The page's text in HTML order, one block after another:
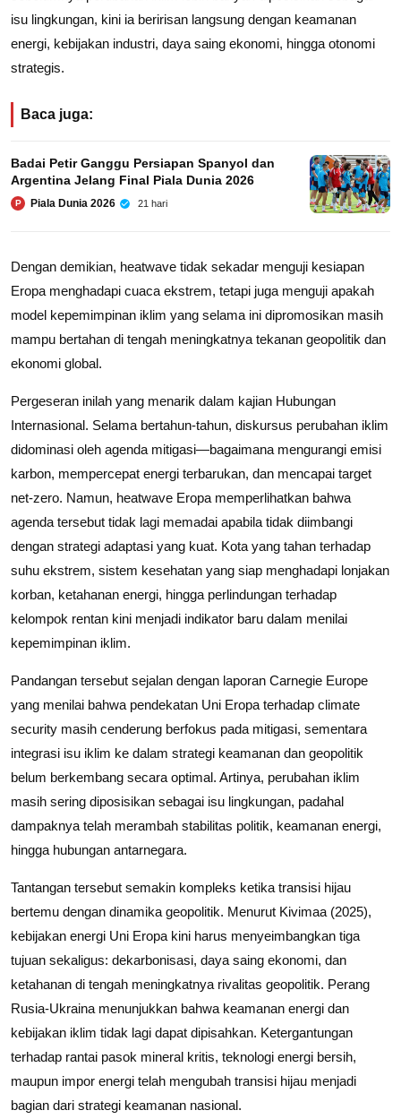
isu lingkungan, kini ia beririsan langsung dengan keamanan
energi, kebijakan industri, daya saing ekonomi, hingga otonomi
strategis.
Baca juga:
Badai Petir Ganggu Persiapan Spanyol dan
Argentina Jelang Final Piala Dunia 2026
P Piala Dunia 2026 21 hari
Dengan demikian, heatwave tidak sekadar menguji kesiapan
Eropa menghadapi cuaca ekstrem, tetapi juga menguji apakah
model kepemimpinan iklim yang selama ini dipromosikan masih
mampu bertahan di tengah meningkatnya tekanan geopolitik dan
ekonomi global.
Pergeseran inilah yang menarik dalam kajian Hubungan
Internasional. Selama bertahun-tahun, diskursus perubahan iklim
didominasi oleh agenda mitigasi—bagaimana mengurangi emisi
karbon, mempercepat energi terbarukan, dan mencapai target
net-zero. Namun, heatwave Eropa memperlihatkan bahwa
agenda tersebut tidak lagi memadai apabila tidak diimbangi
dengan strategi adaptasi yang kuat. Kota yang tahan terhadap
suhu ekstrem, sistem kesehatan yang siap menghadapi lonjakan
korban, ketahanan energi, hingga perlindungan terhadap
kelompok rentan kini menjadi indikator baru dalam menilai
kepemimpinan iklim.
Pandangan tersebut sejalan dengan laporan Carnegie Europe
yang menilai bahwa pendekatan Uni Eropa terhadap climate
security masih cenderung berfokus pada mitigasi, sementara
integrasi isu iklim ke dalam strategi keamanan dan geopolitik
belum berkembang secara optimal. Artinya, perubahan iklim
masih sering diposisikan sebagai isu lingkungan, padahal
dampaknya telah merambah stabilitas politik, keamanan energi,
hingga hubungan antarnegara.
Tantangan tersebut semakin kompleks ketika transisi hijau
bertemu dengan dinamika geopolitik. Menurut Kivimaa (2025),
kebijakan energi Uni Eropa kini harus menyeimbangkan tiga
tujuan sekaligus: dekarbonisasi, daya saing ekonomi, dan
ketahanan di tengah meningkatnya rivalitas geopolitik. Perang
Rusia-Ukraina menunjukkan bahwa keamanan energi dan
kebijakan iklim tidak lagi dapat dipisahkan. Ketergantungan
terhadap rantai pasok mineral kritis, teknologi energi bersih,
maupun impor energi telah mengubah transisi hijau menjadi
bagian dari strategi keamanan nasional.